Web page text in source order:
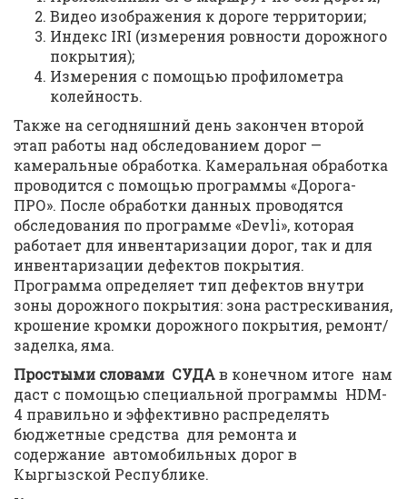
Видео изображения к дороге территории;
Индекс IRI (измерения ровности дорожного
покрытия);
Измерения с помощью профилометра
колейность.
Также на сегодняшний день закончен второй
этап работы над обследованием дорог —
камеральные обработка. Камеральная обработка
проводится с помощью программы «Дорога-
ПРО». После обработки данных проводятся
обследования по программе «Devli», которая
работает для инвентаризации дорог, так и для
инвентаризации дефектов покрытия.
Программа определяет тип дефектов внутри
зоны дорожного покрытия: зона растрескивания,
крошение кромки дорожного покрытия, ремонт/
заделка, яма.
Простыми словами СУДАв конечном итоге нам
даст с помощью специальной программы HDM-
4 правильно и эффективно распределять
бюджетные средства для ремонта и
содержание автомобильных дорог в
Кыргызской Республике.